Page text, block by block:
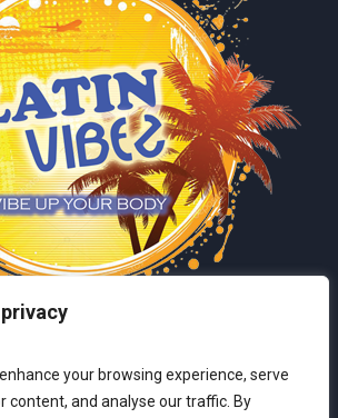
your browsing experience, serve
content, and analyse our traffic. By